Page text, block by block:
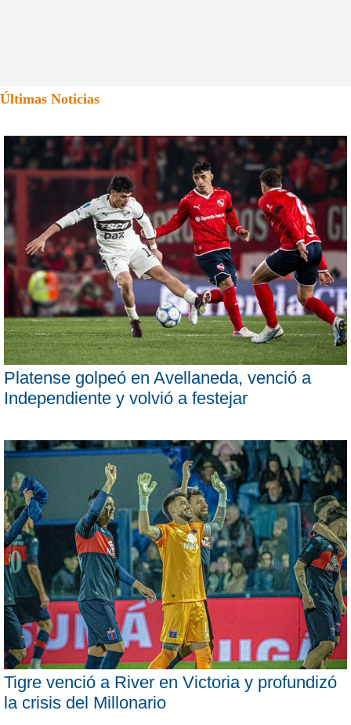
Últimas Noticias
Platense golpeó en Avellaneda, venció a
Independiente y volvió a festejar
Tigre venció a River en Victoria y profundizó
la crisis del Millonario